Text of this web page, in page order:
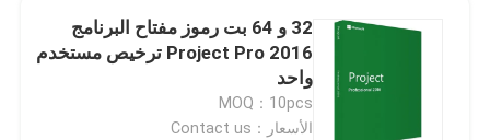
32 و 64 بت رموز مفتاح البرنامج
Project Pro 2016 ترخيص مستخدم
واحد
MOQ：10pcs
الأسعار：Contact us